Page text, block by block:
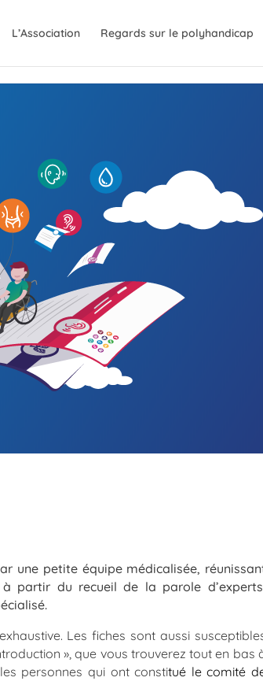
L’Association Regards sur le polyhandicap
une petite équipe médicalisée,
partir du recueil de la parole
Les fiches sont aussi
», que vous trouverez tout en bas
personnes qui ont constitué le comité